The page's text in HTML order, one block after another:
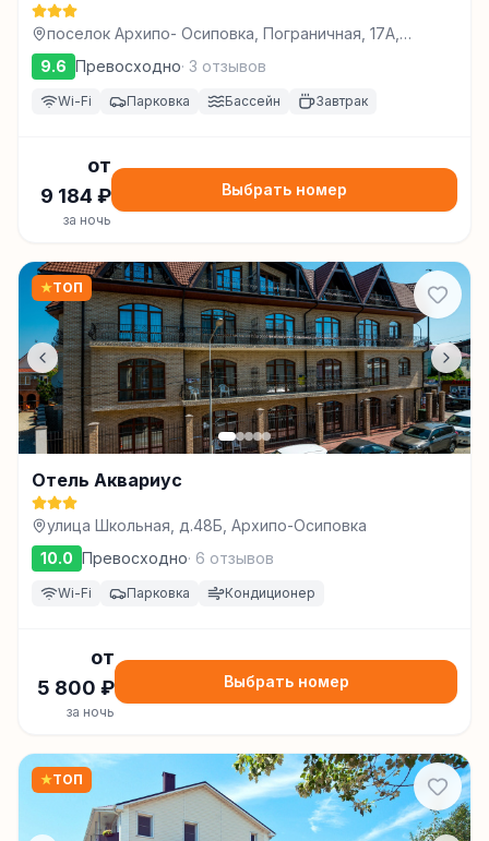
поселок Архипо- Осиповка, Пограничная, 17А,
Архипо-Осиповка
9.6 Превосходно· 3 отзывов
Wi-Fi Парковка Бассейн Завтрак
от
9 184 ₽
за ночь
Выбрать номер
★ТОП
Отель Аквариус
улица Школьная, д.48Б, Архипо-Осиповка
10.0 Превосходно· 6 отзывов
Wi-Fi Парковка Кондиционер
от
5 800 ₽
за ночь
Выбрать номер
★ТОП